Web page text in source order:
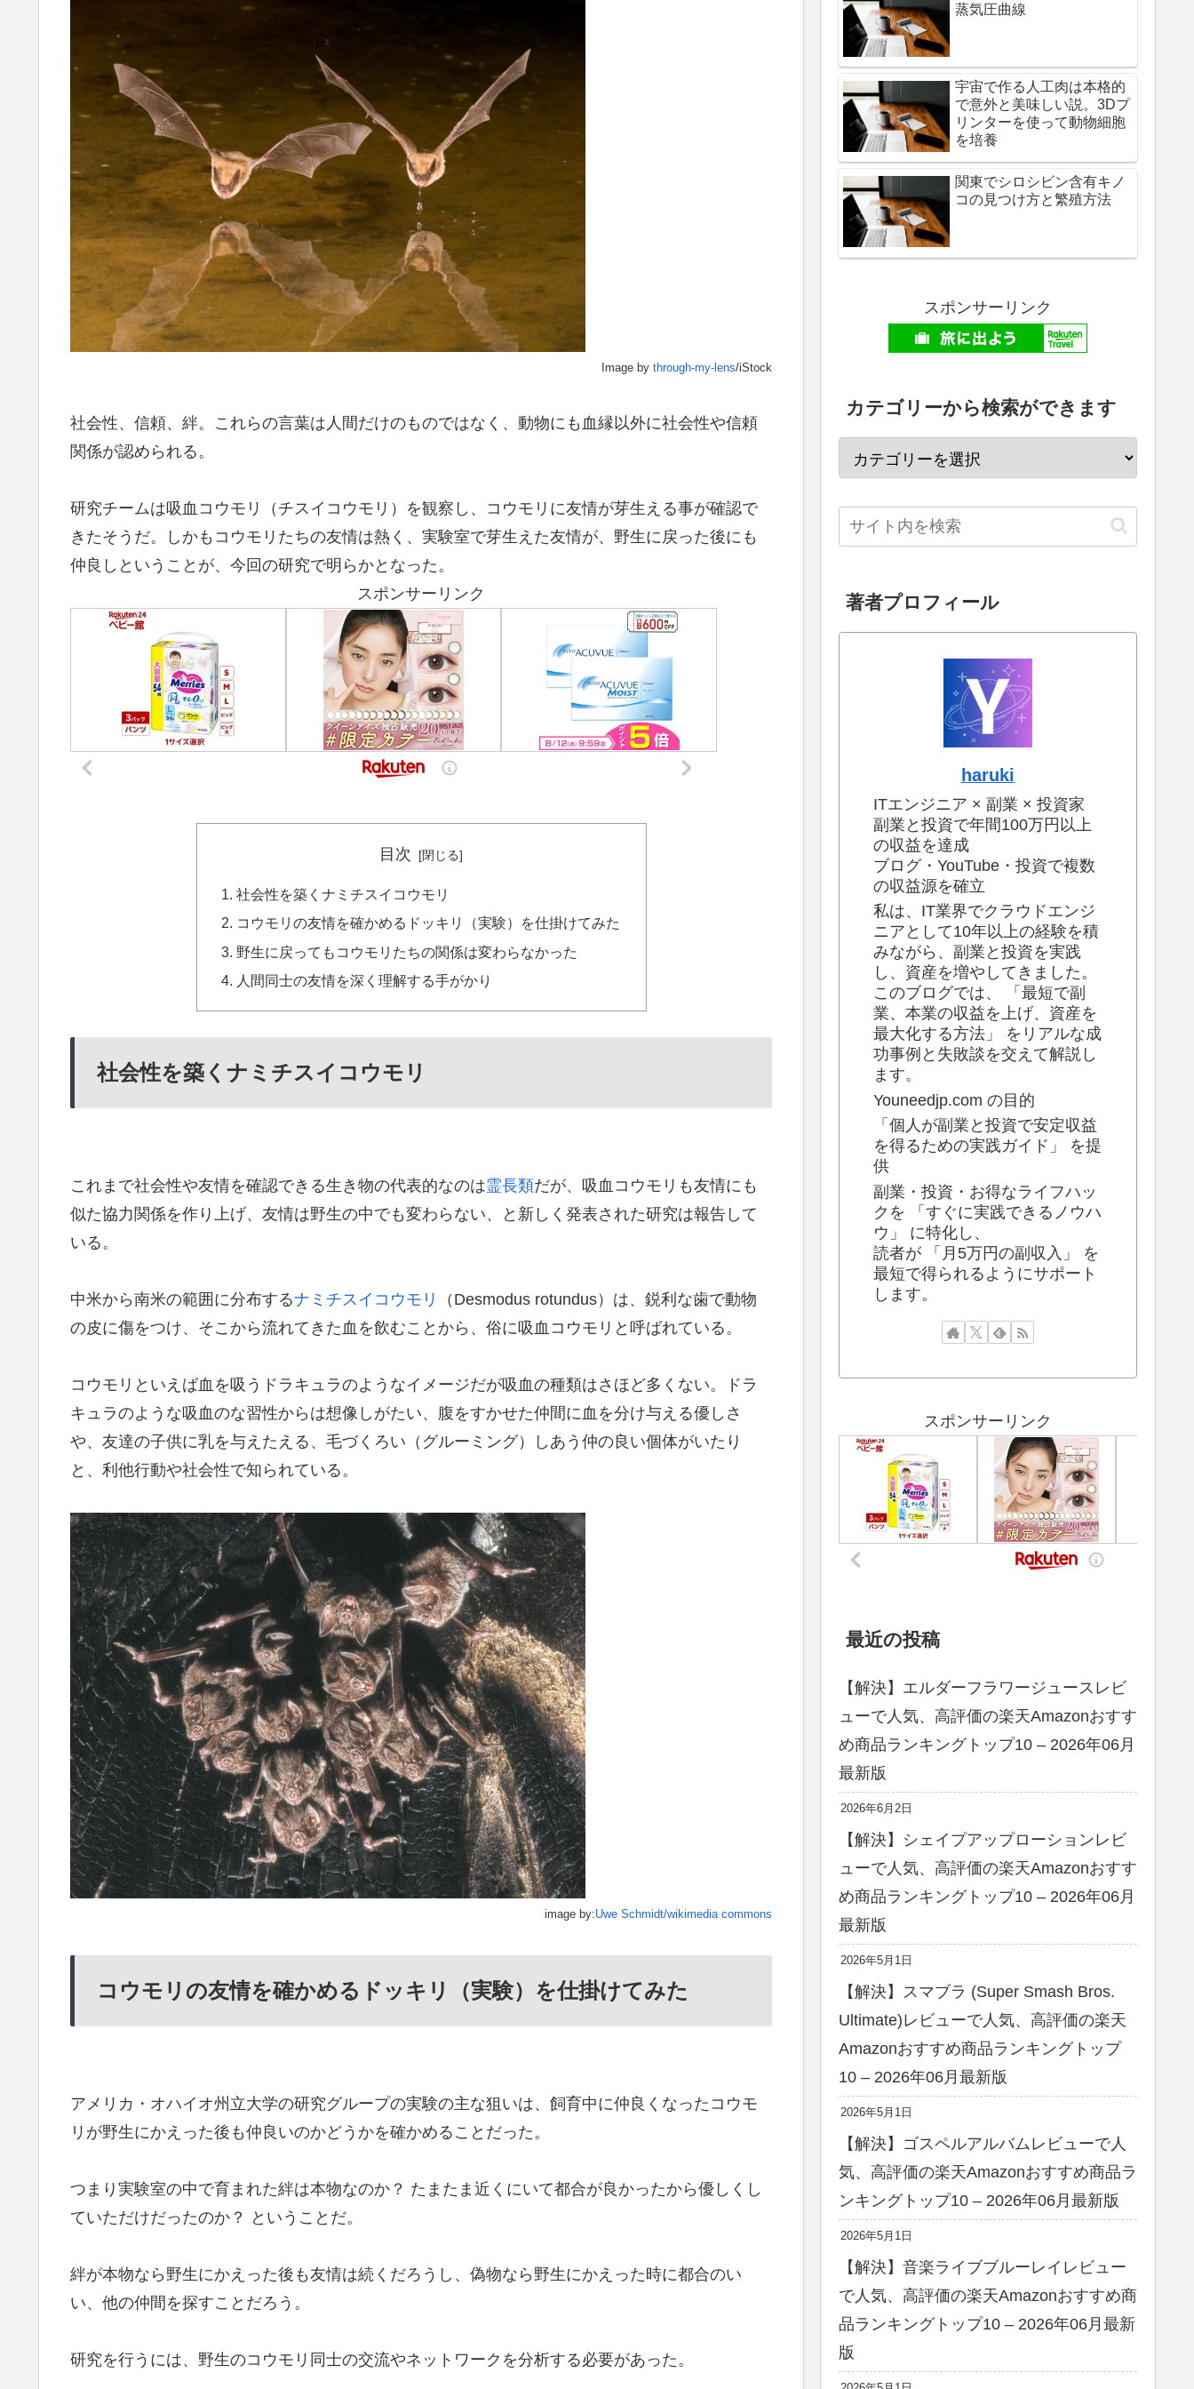
Image by through-my-lens/iStock
社会性、信頼、絆。これらの言葉は人間だけのものではなく、動物にも血縁以外に社会性や信頼
関係が認められる。
研究チームは吸血コウモリ（チスイコウモリ）を観察し、コウモリに友情が芽生える事が確認で
きたそうだ。しかもコウモリたちの友情は熱く、実験室で芽生えた友情が、野生に戻った後にも
仲良しということが、今回の研究で明らかとなった。
スポンサーリンク
目次
社会性を築くナミチスイコウモリ
コウモリの友情を確かめるドッキリ（実験）を仕掛けてみた
野生に戻ってもコウモリたちの関係は変わらなかった
人間同士の友情を深く理解する手がかり
社会性を築くナミチスイコウモリ
これまで社会性や友情を確認できる生き物の代表的なのは霊長類だが、吸血コウモリも友情にも
似た協力関係を作り上げ、友情は野生の中でも変わらない、と新しく発表された研究は報告して
いる。
中米から南米の範囲に分布するナミチスイコウモリ
（Desmodus rotundus）は、鋭利な歯で動物
の皮に傷をつけ、そこから流れてきた血を飲むことから、俗に吸血コウモリと呼ばれている。
コウモリといえば血を吸うドラキュラのようなイメージだが吸血の種類はさほど多くない。ドラ
キュラのような吸血のな習性からは想像しがたい、腹をすかせた仲間に血を分け与える優しさ
や、友達の子供に乳を与えたえる、毛づくろい（グルーミング）しあう仲の良い個体がいたり
と、利他行動や社会性で知られている。
image by:Uwe Schmidt/wikimedia commons
コウモリの友情を確かめるドッキリ（実験）を仕掛けてみた
アメリカ・オハイオ州立大学の研究グループの実験の主な狙いは、飼育中に仲良くなったコウモ
リが野生にかえった後も仲良いのかどうかを確かめることだった。
つまり実験室の中で育まれた絆は本物なのか？ たまたま近くにいて都合が良かったから優しくし
ていただけだったのか？ ということだ。
絆が本物なら野生にかえった後も友情は続くだろうし、偽物なら野生にかえった時に都合のい
い、他の仲間を探すことだろう。
研究を行うには、野生のコウモリ同士の交流やネットワークを分析する必要があった。
蒸気圧曲線
宇宙で作る人工肉は本格的
で意外と美味しい説。3Dプ
リンターを使って動物細胞
を培養
関東でシロシビン含有キノ
コの見つけ方と繁殖方法
スポンサーリンク
カテゴリーから検索ができます
著者プロフィール
haruki
ITエンジニア × 副業 × 投資家
副業と投資で年間100万円以上
の収益を達成
ブログ・YouTube・投資で複数
の収益源を確立
私は、IT業界でクラウドエンジ
ニアとして10年以上の経験を積
みながら、副業と投資を実践
し、資産を増やしてきました。
このブログでは、 「最短で副
業、本業の収益を上げ、資産を
最大化する方法」 をリアルな成
功事例と失敗談を交えて解説し
ます。
Youneedjp.com の目的
「個人が副業と投資で安定収益
を得るための実践ガイド」 を提
供
副業・投資・お得なライフハッ
クを 「すぐに実践できるノウハ
ウ」 に特化し、
読者が 「月5万円の副収入」 を
最短で得られるようにサポート
します。
スポンサーリンク
最近の投稿
【解決】エルダーフラワージュースレビ
ューで人気、高評価の楽天Amazonおすす
め商品ランキングトップ10 – 2026年06月
最新版
2026年6月2日
【解決】シェイプアップローションレビ
ューで人気、高評価の楽天Amazonおすす
め商品ランキングトップ10 – 2026年06月
最新版
2026年5月1日
【解決】スマブラ (Super Smash Bros.
Ultimate)レビューで人気、高評価の楽天
Amazonおすすめ商品ランキングトップ
10 – 2026年06月最新版
2026年5月1日
【解決】ゴスペルアルバムレビューで人
気、高評価の楽天Amazonおすすめ商品ラ
ンキングトップ10 – 2026年06月最新版
2026年5月1日
【解決】音楽ライブブルーレイレビュー
で人気、高評価の楽天Amazonおすすめ商
品ランキングトップ10 – 2026年06月最新
版